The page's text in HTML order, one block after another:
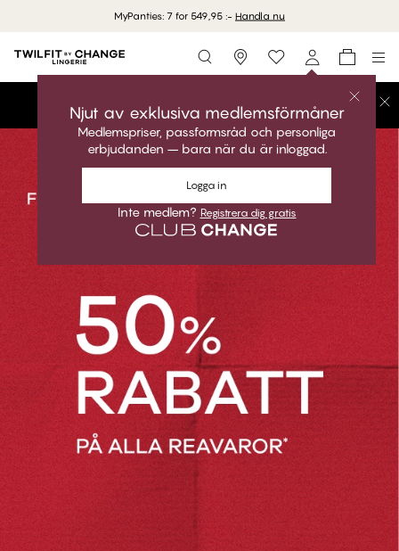
MyPanties: 7 for 549,95 :- Handla nu
Storefinder
Njut av exklusiva medlemsförmåner
Medlemspriser, passformsråd och personliga
erbjudanden – bara när du är inloggad.
Logga in
Inte medlem? Registrera dig gratis
SLUTREAN BÖRJAR NU!